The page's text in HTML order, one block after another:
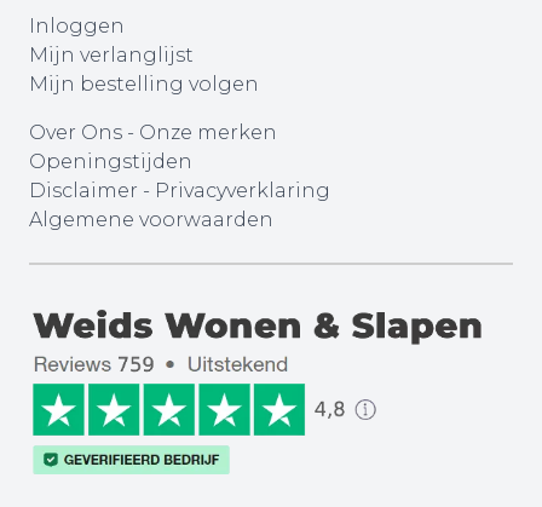
Inloggen
Mijn verlanglijst
Mijn bestelling volgen
Over Ons - Onze merken
Openingstijden
Disclaimer - Privacyverklaring
Algemene voorwaarden